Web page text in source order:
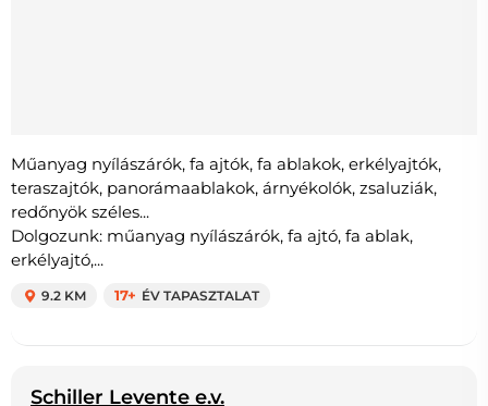
Műanyag nyílászárók, fa ajtók, fa ablakok, erkélyajtók,
teraszajtók, panorámaablakok, árnyékolók, zsaluziák,
redőnyök széles...
Dolgozunk: műanyag nyílászárók, fa ajtó, fa ablak,
erkélyajtó,...
9.2 KM 17+ ÉV TAPASZTALAT
Schiller Levente e.v.